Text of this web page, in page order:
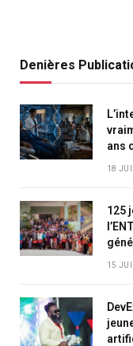
Denières
ans
18
125
15